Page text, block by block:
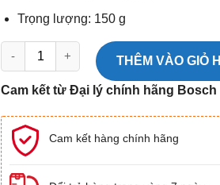
Trọng lượng: 150 g
Thiết bị nhận tia laser xanh & đỏ Bosch LR
THÊM VÀO GIỎ
Cam kết từ Đại lý chính hãng Bosch
Cam kết hàng chính hãng